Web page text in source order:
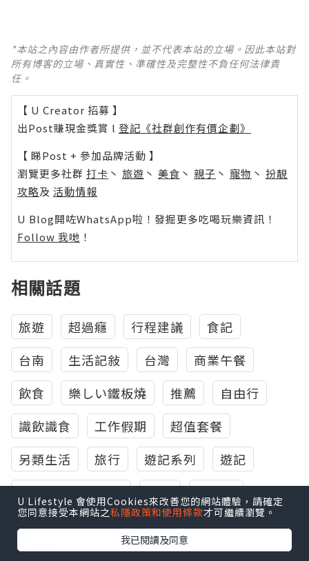
U Lifestyle 會使用Cookies來改善您的網站體驗，請確定
您同意接受本網站之私隱政策和使用條款才可繼續瀏覽。
我已閱讀及同意
*本站之內容由作者所提供，並不代表本站的立場。因此本站對
所有博客的立場、真實性、準確性及完整性不負任何法律責
任。
【 U Creator 招募 】
出Post賺現金獎賞 l 登記《社群創作有價企劃》
【 睇Post + 參加品牌活動 】
瀏覽更多社群 打卡 丶 旅遊 丶 美食 丶 親子 丶 寵物 丶 扮靚
攻略及 活動情報
U Blog開咗WhatsApp啦！發掘更多吃喝玩樂資訊！
Follow 我哋 ！
相關話題
旅遊 超過癮 行程建議
食記
台南
生活記敍 台灣
商業午餐
飲食
樂しい鐵板燒 推薦
自由行
識飲識食
工作假期
超值套餐
另類生活
旅行 遊記系列
遊記
嚴選特餐海陸齊發
美食 Travel